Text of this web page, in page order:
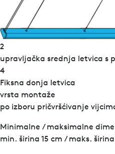
2
upravljačka srednja letvica s
4
Fiksna donja letvica
vrsta montaže
po izboru pričvršćivanje
Minimalne / maksimalne
min. širina 15 cm / maks. širina